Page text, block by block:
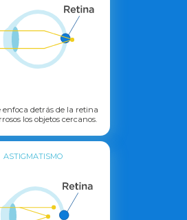
enfoca detrás de la retina
los objetos cercanos.
ASTIGMATISMO